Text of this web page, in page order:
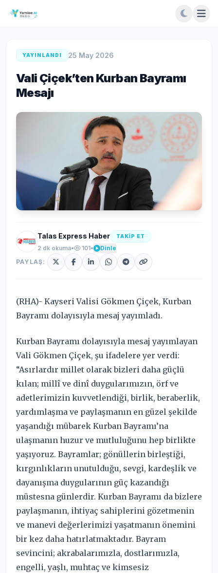
YAYINLANDI 25 May 2026
Vali Çiçek’ten Kurban Bayramı
Mesajı
Talas Express Haber TAKİP ET
2 dk okuma• 101•
Dinle
PAYLAŞ:
(RHA)- Kayseri Valisi Gökmen Çiçek, Kurban
Bayramı dolayısıyla mesaj yayımladı.
Kurban Bayramı dolayısıyla mesaj yayımlayan
Vali Gökmen Çiçek, şu ifadelere yer verdi:
“Asırlardır millet olarak bizleri daha güçlü
kılan; millî ve dinî duygularımızın, örf ve
adetlerimizin kuvvetlendiği, birlik, beraberlik,
yardımlaşma ve paylaşmanın en güzel şekilde
yaşandığı mübarek Kurban Bayramı’na
ulaşmanın huzur ve mutluluğunu hep birlikte
yaşıyoruz. Bayramlar; gönüllerin birleştiği,
kırgınlıkların unutulduğu, sevgi, kardeşlik ve
dayanışma duygularının güç kazandığı
müstesna günlerdir. Kurban Bayramı da bizlere
paylaşmanın, ihtiyaç sahiplerini gözetmenin
ve manevi değerlerimizi yaşatmanın önemini
bir kez daha hatırlatmaktadır. Bayram
sevincini; akrabalarımızla, dostlarımızla,
engelli, yaşlı, muhtaç ve kimsesiz